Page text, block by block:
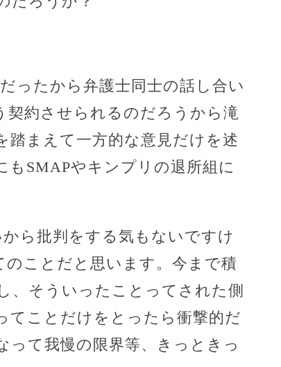
ったから弁護士同士の話し合い
契約させられるのだろうから滝
まえて一方的な意見だけを述
SMAPやキンプリの退所組に
ら批判をする気もないですけ
ことだと思います。今まで積
、そういったことってされた側
てことだけをとったら衝撃的だ
て我慢の限界等、きっときっ